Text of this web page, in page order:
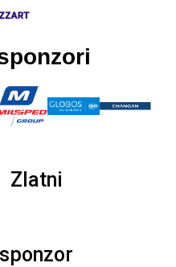
Zlatni
sponzor